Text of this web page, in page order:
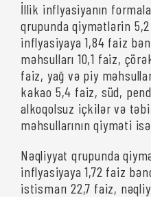
İllik inflyasiyanın
qrupunda qiymətlərin
inflyasiyaya 1,84 faiz
məhsulları 10,1 faiz,
faiz, yağ və piy
kakao 5,4 faiz, süd,
alkoqolsuz içkilər və
məhsullarının qiyməti
Nəqliyyat qrupunda
inflyasiyaya 1,72 faiz
istismarı 22,7 faiz,